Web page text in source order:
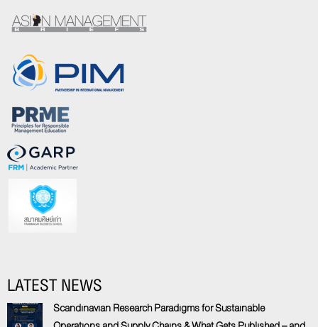
LATEST NEWS
Scandinavian Research Paradigms for Sustainable